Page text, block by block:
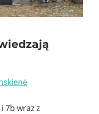
7b wraz z